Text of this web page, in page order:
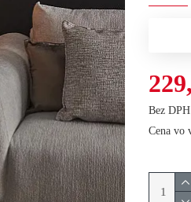
Bez
Cena vo